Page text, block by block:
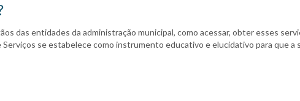
das entidades da administração municipal, como acessar, obter esses
se estabelece como instrumento educativo e elucidativo para que a